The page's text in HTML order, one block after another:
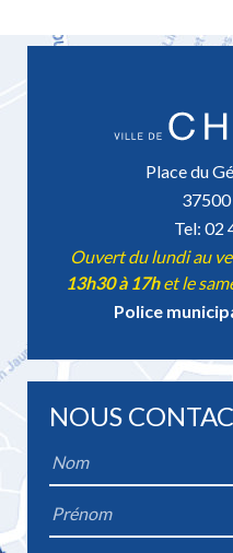
Place du
Tel: 02
Ouvert du lundi au
13h30 à 17het le
Police
NOUS